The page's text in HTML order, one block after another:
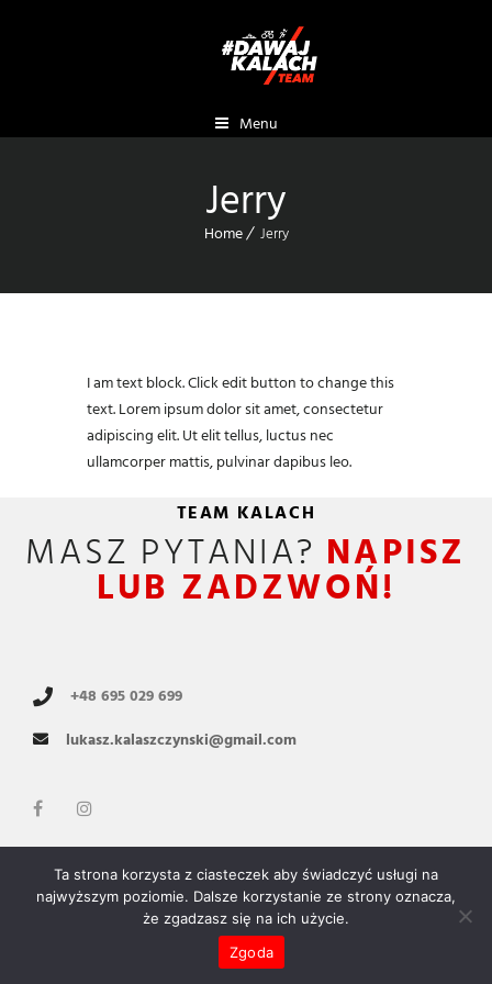
Menu
Jerry
Home Jerry
I am text block. Click edit button to change this
text. Lorem ipsum dolor sit amet, consectetur
adipiscing elit. Ut elit tellus, luctus nec
ullamcorper mattis, pulvinar dapibus leo.
TEAM KALACH
MASZ PYTANIA? NAPISZ
LUB ZADZWOŃ!
+48 695 029 699
lukasz.kalaszczynski@gmail.com
Copyright © 2021 Team Kalach byPekrul.pl
Polityka prywatności
Ta strona korzysta z ciasteczek aby świadczyć usługi na
najwyższym poziomie. Dalsze korzystanie ze strony oznacza,
że zgadzasz się na ich użycie.
Zgoda